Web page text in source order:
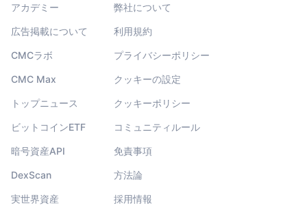
アカデミー
広告掲載について
CMCラボ
CMC Max
トップニュース
ビットコインETF
暗号資産API
DexScan
実世界資産
弊社について
利用規約
プライバシーポリシー
クッキーの設定
クッキーポリシー
コミュニティルール
免責事項
方法論
採用情報